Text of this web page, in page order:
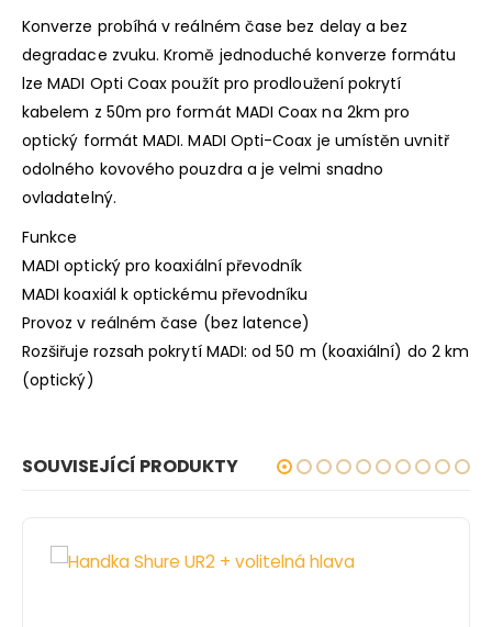
Konverze probíhá v reálném čase bez delay a bez
degradace zvuku. Kromě jednoduché konverze formátu
lze MADI Opti Coax použít pro prodloužení pokrytí
kabelem z 50m pro formát MADI Coax na 2km pro
optický formát MADI. MADI Opti-Coax je umístěn uvnitř
odolného kovového pouzdra a je velmi snadno
ovladatelný.
Funkce
MADI optický pro koaxiální převodník
MADI koaxiál k optickému převodníku
Provoz v reálném čase (bez latence)
Rozšiřuje rozsah pokrytí MADI: od 50 m (koaxiální) do 2 km
(optický)
SOUVISEJÍCÍ PRODUKTY